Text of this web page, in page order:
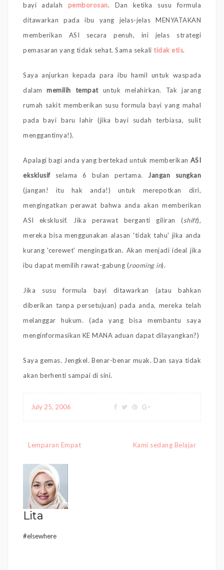
bayi adalah pemborosan. Dan ketika susu formula
ditawarkan pada ibu yang jelas-jelas MENYATAKAN
memberikan ASI secara penuh, ini jelas strategi
pemasaran yang tidak sehat. Sama sekali tidak etis.
Saya anjurkan kepada para ibu hamil untuk waspada
dalammemilih tempatuntuk melahirkan. Tak jarang
rumah sakit memberikan susu formula bayi yang mahal
pada bayi baru lahir (jika bayi sudah terbiasa, sulit
menggantinya!).
Apalagi bagi anda yang bertekad untuk memberikan ASI
eksklusifselama 6 bulan pertama. Jangan sungkan
(jangan! itu hak anda!) untuk merepotkan diri,
mengingatkan perawat bahwa anda akan memberikan
ASI eksklusif. Jika perawat berganti giliran (shift),
mereka bisa menggunakan alasan 'tidak tahu' jika anda
kurang 'cerewet' mengingatkan. Akan menjadi ideal jika
ibu dapat memilih rawat-gabung (rooming in).
Jika susu formula bayi ditawarkan (atau bahkan
diberikan tanpa persetujuan) pada anda, mereka telah
melanggar hukum. (ada yang bisa membantu saya
menginformasikan KE MANA aduan dapat dilayangkan?)
Saya gemas. Jengkel. Benar-benar muak. Dan saya tidak
akan berhenti sampai di sini.
July 25, 2006
Post
Lemparan Empat Kami sedang Belajar
Lita
#elsewhere